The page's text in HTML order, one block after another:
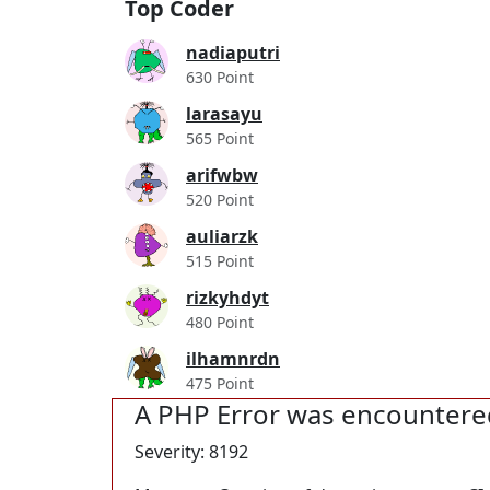
Top Coder
nadiaputri
630 Point
larasayu
565 Point
arifwbw
520 Point
auliarzk
515 Point
rizkyhdyt
480 Point
ilhamnrdn
475 Point
A PHP Error was
Severity: 8192